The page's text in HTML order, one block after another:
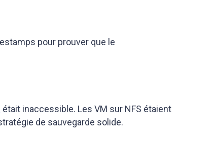
pour prouver que le
était inaccessible. Les VM sur NFS étaient
de sauvegarde solide.